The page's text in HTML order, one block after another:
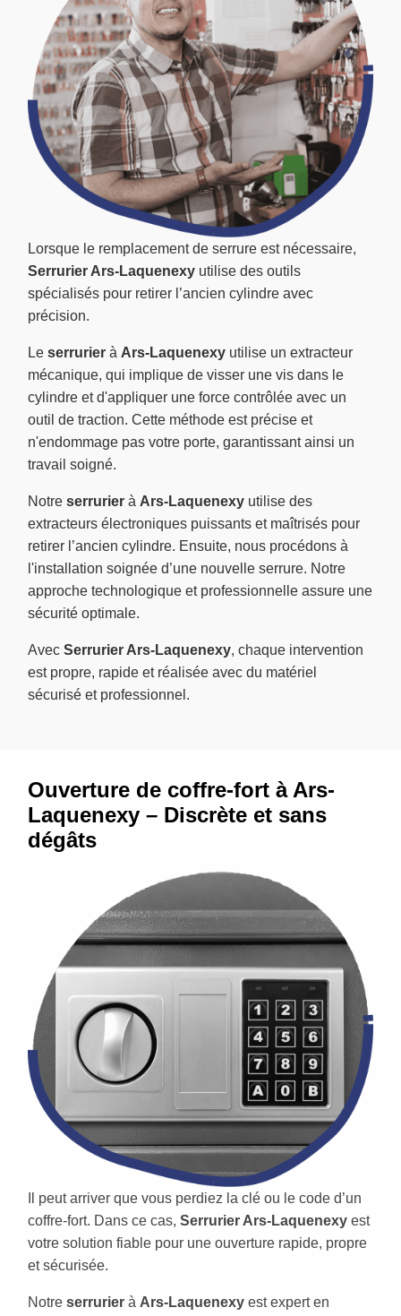
Lorsque le remplacement de serrure est nécessaire,
Serrurier Ars-Laquenexy utilise des outils
spécialisés pour retirer l’ancien cylindre avec
précision.
Le serrurier à Ars-Laquenexy utilise un extracteur
mécanique, qui implique de visser une vis dans le
cylindre et d'appliquer une force contrôlée avec un
outil de traction. Cette méthode est précise et
n'endommage pas votre porte, garantissant ainsi un
travail soigné.
Notre serrurier à Ars-Laquenexy utilise des
extracteurs électroniques puissants et maîtrisés pour
retirer l’ancien cylindre. Ensuite, nous procédons à
l'installation soignée d’une nouvelle serrure. Notre
approche technologique et professionnelle assure une
sécurité optimale.
Avec Serrurier Ars-Laquenexy, chaque intervention
est propre, rapide et réalisée avec du matériel
sécurisé et professionnel.
Ouverture de coffre-fort à Ars-
Laquenexy – Discrète et sans
dégâts
Il peut arriver que vous perdiez la clé ou le code d’un
coffre-fort. Dans ce cas, Serrurier Ars-Laquenexy est
votre solution fiable pour une ouverture rapide, propre
et sécurisée.
Notre serrurier à Ars-Laquenexy est expert en